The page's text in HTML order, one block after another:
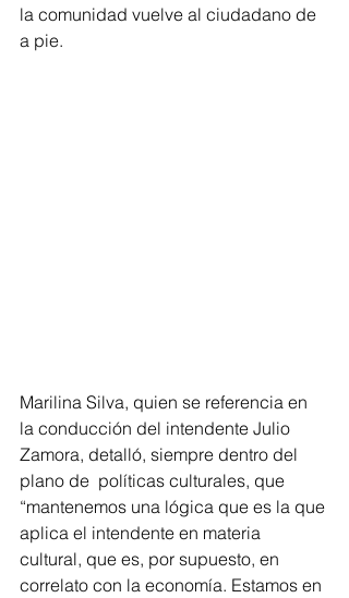
la comunidad vuelve al ciudadano de
a pie.
Marilina Silva, quien se referencia en
la conducción del intendente Julio
Zamora, detalló, siempre dentro del
plano de  políticas culturales, que
“mantenemos una lógica que es la que
aplica el intendente en materia
cultural, que es, por supuesto, en
correlato con la economía. Estamos en